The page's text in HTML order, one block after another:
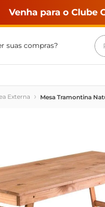
Venha para o Clube
suas compras?
Externa Mesa Tramontina